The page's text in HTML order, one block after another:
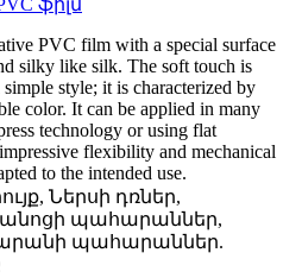
ֆիլմ
PVC film with a special surface
silky like silk. The soft touch is
style; it is characterized by
color. It can be applied in many
technology or using flat
flexibility and mechanical
to the intended use.
Ներսի դռներ,
պահարաններ,
պահարաններ.